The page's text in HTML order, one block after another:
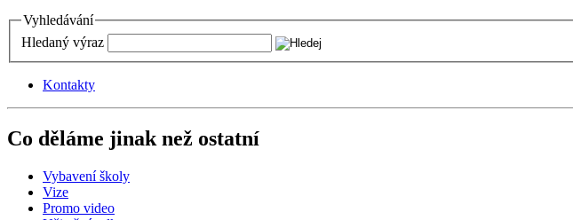
Vyhledávání
Hledaný výraz
Kontakty
Co děláme jinak než ostatní
Vybavení školy
Vize
Promo video